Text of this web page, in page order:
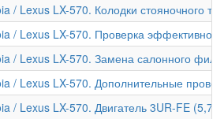
/ Lexus LX-570. Колодки стояночного
/ Lexus LX-570. Проверка
/ Lexus LX-570. Замена салонного
/ Lexus LX-570. Дополнительные
/ Lexus LX-570. Двигатель 3UR-FE (5,7